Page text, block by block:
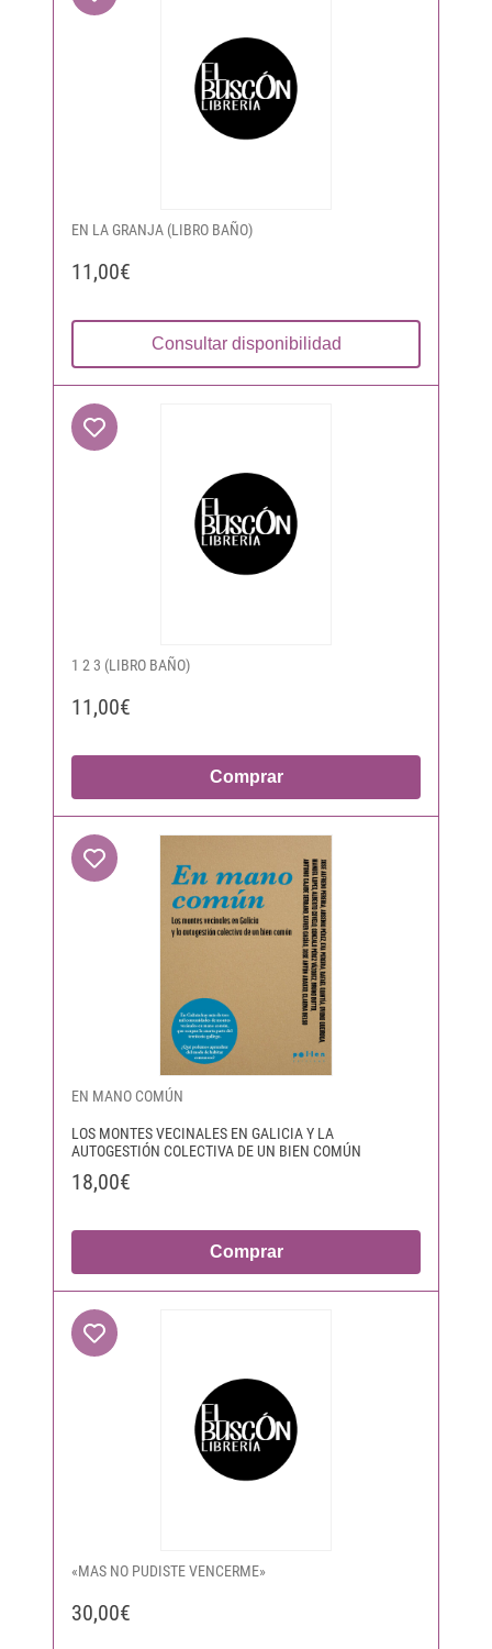
EN LA GRANJA (LIBRO BAÑO)
11,00€
Consultar disponibilidad
1 2 3 (LIBRO BAÑO)
11,00€
Comprar
EN MANO COMÚN
LOS MONTES VECINALES EN GALICIA Y LA
AUTOGESTIÓN COLECTIVA DE UN BIEN COMÚN
18,00€
Comprar
«MAS NO PUDISTE VENCERME»
30,00€